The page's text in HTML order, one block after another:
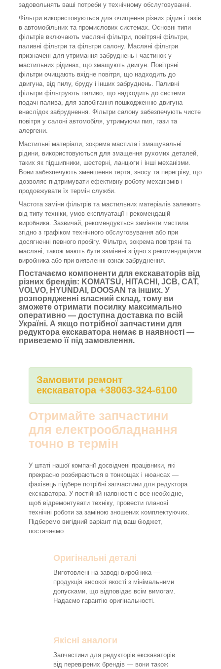
задовольнять ваші потреби у технічному обслуговуванні.
Фільтри використовуються для очищення різних рідин і газів
в автомобільних та промислових системах. Основні типи
фільтрів включають масляні фільтри, повітряні фільтри,
паливні фільтри та фільтри салону. Масляні фільтри
призначені для утримання забруднень і частинок у
мастильних рідинах, що змащують двигун. Повітряні
фільтри очищають вхідне повітря, що надходить до
двигуна, від пилу, бруду і інших забруднень. Паливні
фільтри фільтрують паливо, що надходить до системи
подачі палива, для запобігання пошкодженню двигуна
внаслідок забруднення. Фільтри салону забезпечують чисте
повітря у салоні автомобіля, утримуючи пил, гази та
алергени.
Мастильні матеріали, зокрема мастила і змащувальні
рідини, використовуються для змащення рухомих деталей,
таких як підшипники, шестерні, ланцюги і інші механізми.
Вони забезпечують зменшення тертя, зносу та перегріву, що
дозволяє підтримувати ефективну роботу механізмів і
продовжувати їх термін служби.
Частота заміни фільтрів та мастильних матеріалів залежить
від типу техніки, умов експлуатації і рекомендацій
виробника. Зазвичай, рекомендується заміняти мастила
згідно з графіком технічного обслуговування або при
досягненні певного пробігу. Фільтри, зокрема повітряні та
масляні, також мають бути замінені згідно з рекомендаціями
виробника або при виявленні ознак забруднення.
Постачаємо компоненти для екскаваторів від
різних брендів: KOMATSU, HITACHI, JCB, CAT,
VOLVO, HYUNDAI, DOOSAN та інших. У
розпорядженні власний склад, тому ви
зможете отримати посилку максимально
оперативно — доступна доставка по всій
Україні. А якщо потрібної запчастини для
редуктора екскаватора немає в наявності —
привеземо її під замовлення.
Замовити ремонт
екскаватора +38063-324-6100
Отримайте запчастини
для електрообладнання
точно в термін
У штаті нашої компанії досвідчені працівники, які
прекрасно розбираються в тонкощах і нюансах —
фахівець підбере потрібні запчастини для редуктора
екскаватора. У постійній наявності є все необхідне,
щоб відремонтувати техніку, провести планові
технічні роботи за заміною зношених комплектуючих.
Підберемо вигідний варіант під ваш бюджет,
постачаємо:
Оригінальні деталі
Виготовлені на заводі виробника —
продукція високої якості з мінімальними
допусками, що відповідає всім вимогам.
Надаємо гарантію оригінальності.
Якісні аналоги
Запчастини для редукторів екскаваторів
від перевірених брендів — вони також